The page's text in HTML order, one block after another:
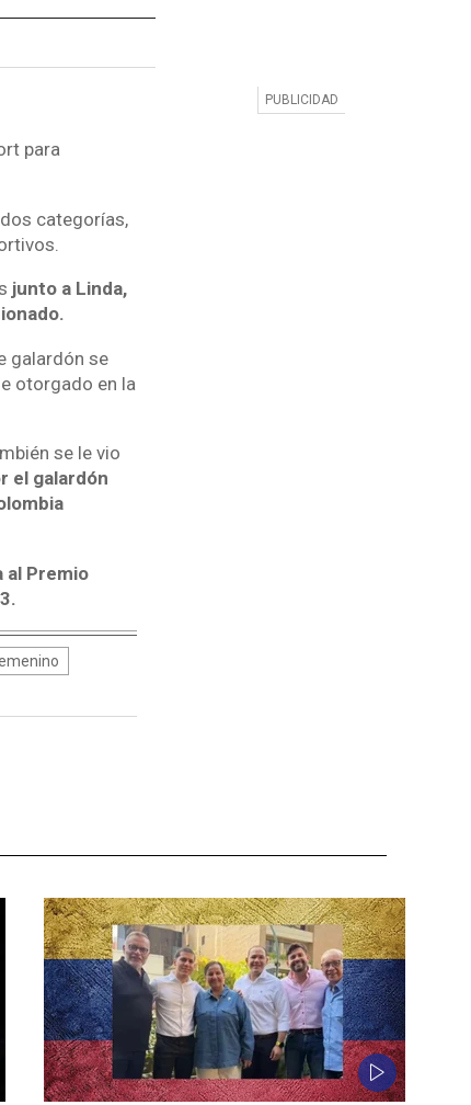
para
categorías,
junto a Linda,
galardón se
otorgado en la
se le vio
el galardón
al Premio